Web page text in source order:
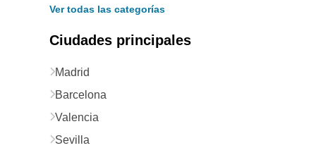
Ver todas las categorías
Ciudades principales
Madrid
Barcelona
Valencia
Sevilla